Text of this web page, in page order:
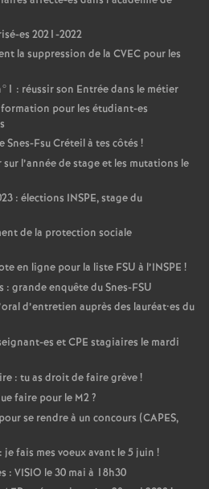
es 2021-2022
la suppression de la CVEC pour les
: réussir son Entrée dans le métier
pour les étudiant-es
Snes-Fsu Créteil à tes côtés !
l’année de stage et les mutations le
: élections INSPE, stage du
de la protection sociale
en ligne pour la liste FSU à l’INSPE !
: grande enquête du Snes-FSU
d’entretien auprès des lauréat•es du
es etCPE stagiaires le mardi
: tu as droit de faire grève!
faire pour le M2?
se rendre à un concours (CAPES,
fais mes voeux avant le 5 juin !
: VISIO le 30 mai à 18h30